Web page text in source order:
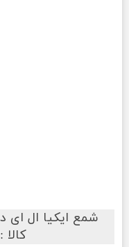
کالا :202.827.82 )